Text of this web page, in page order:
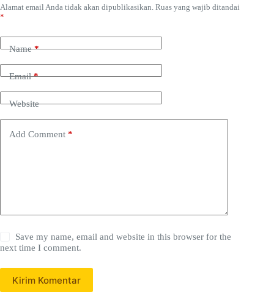
Alamat email Anda tidak akan dipublikasikan. Ruas yang wajib ditandai
*
Name*
Email*
Website
Add Comment *
Save my name, email and website in this browser for the
next time I comment.
Kirim Komentar